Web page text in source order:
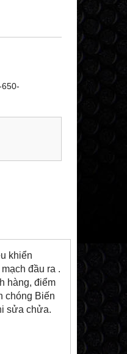
khiển
đầu ra .
hàng, điểm
chóng Biến
sửa chửa.